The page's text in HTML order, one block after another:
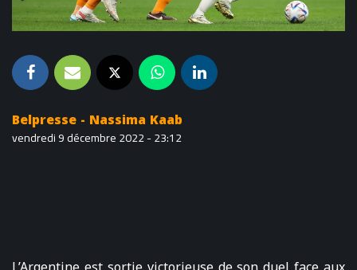
Belpresse - Nassima Kaab
vendredi 9 décembre 2022 - 23:12